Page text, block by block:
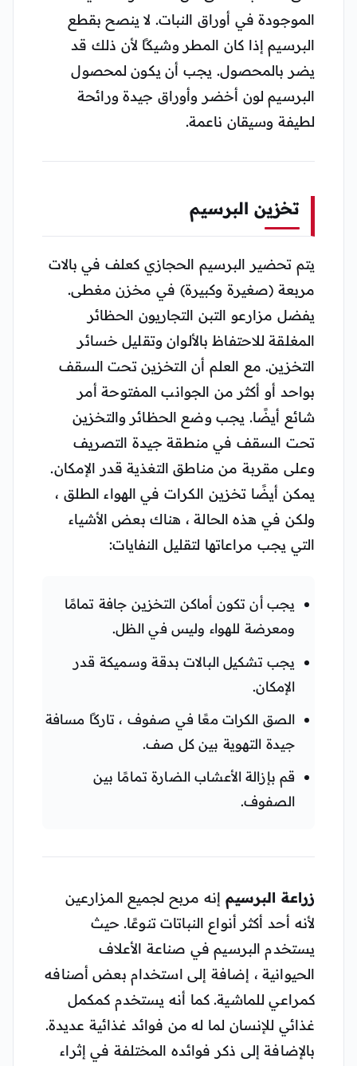
الموجودة في أوراق النبات. لا ينصح بقطع
البرسيم إذا كان المطر وشيكًا لأن ذلك قد
يضر بالمحصول. يجب أن يكون لمحصول
البرسيم لون أخضر وأوراق جيدة ورائحة
لطيفة وسيقان ناعمة.
تخزين البرسيم
يتم تحضير البرسيم الحجازي كعلف في بالات
مربعة (صغيرة وكبيرة) في مخزن مغطى.
يفضل مزارعو التبن التجاريون الحظائر
المغلقة للاحتفاظ بالألوان وتقليل خسائر
التخزين. مع العلم أن التخزين تحت السقف
بواحد أو أكثر من الجوانب المفتوحة أمر
شائع أيضًا. يجب وضع الحظائر والتخزين
تحت السقف في منطقة جيدة التصريف
وعلى مقربة من مناطق التغذية قدر الإمكان.
يمكن أيضًا تخزين الكرات في الهواء الطلق ،
ولكن في هذه الحالة ، هناك بعض الأشياء
التي يجب مراعاتها لتقليل النفايات:
يجب أن تكون أماكن التخزين جافة تمامًا
ومعرضة للهواء وليس في الظل.
يجب تشكيل البالات بدقة وسميكة قدر
الإمكان.
الصق الكرات معًا في صفوف ، تاركًا مسافة
جيدة التهوية بين كل صف.
قم بإزالة الأعشاب الضارة تمامًا بين
الصفوف.
زراعة البرسيم إنه مربح لجميع المزارعين
لأنه أحد أكثر أنواع النباتات تنوعًا. حيث
يستخدم البرسيم في صناعة الأعلاف
الحيوانية ، إضافة إلى استخدام بعض أصنافه
كمراعي للماشية. كما أنه يستخدم كمكمل
غذائي للإنسان لما له من فوائد غذائية عديدة.
بالإضافة إلى ذكر فوائده المختلفة في إثراء